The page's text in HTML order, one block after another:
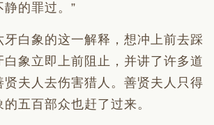
的罪过。”
牙白象的这一解释，想冲上前去踩
白象立即上前阻止，并讲了许多道
贤夫人去伤害猎人。善贤夫人只得
五百部众也赶了过来。